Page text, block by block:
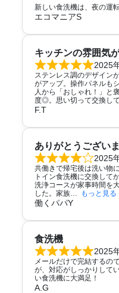
新しい食洗機は、夜の運
エコマニアS
キッチンの雰囲気
2025
ステンレス調のデザイン
がアップ。操作パネルも
人から「おしゃれ！」と
度◎。思い切って交換し
F.T
ありがとうござい
2025
共働きで帰宅後は洗い物
トイン食洗機に交換して
洗浄コースが家事時間を
した。家族
もっと見る
働くパパY
食洗機
2025
メールだけで完結するの
が、対応がしっかりして
い食洗機に大満足！
A.G